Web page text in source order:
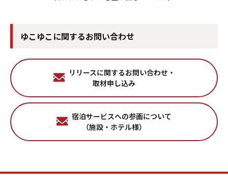
ゆこゆこに関するお問い合わせ
リリースに関するお問い合わせ・
取材申し込み
宿泊サービスへの参画について
（施設・ホテル様）